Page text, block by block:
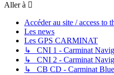
Aller à
Accéder au site / access to
Les news
Les GPS CARMINAT
↳ CNI 1 - Carminat
↳ CNI 2 - Carminat
↳ CB CD - Carminat